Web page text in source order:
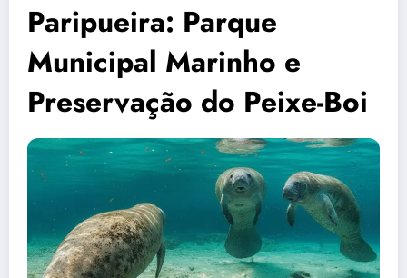
Paripueira: Parque
Municipal Marinho e
Preservação do Peixe-Boi